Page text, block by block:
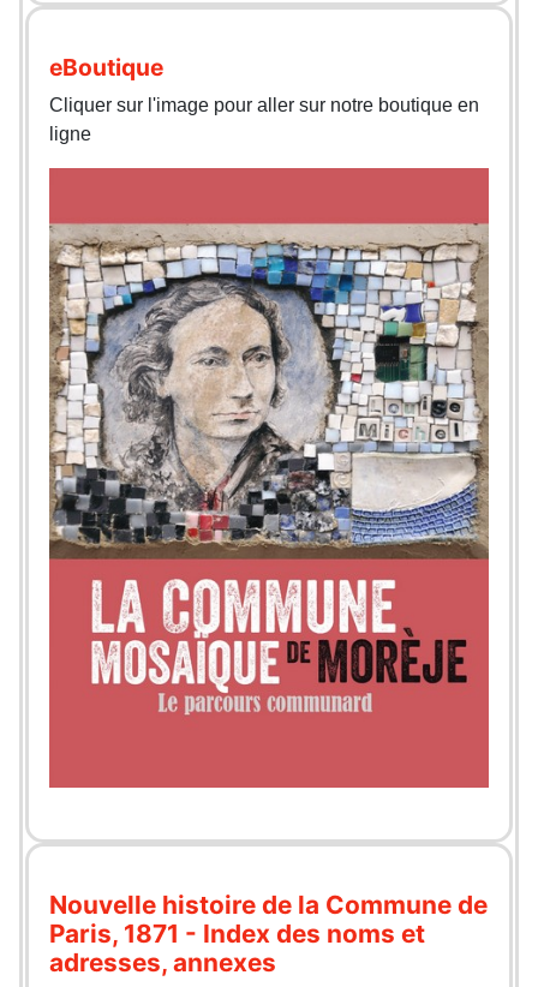
eBoutique
Cliquer sur l'image pour aller sur notre boutique en
ligne
Nouvelle histoire de la Commune de
Paris, 1871 - Index des noms et
adresses, annexes